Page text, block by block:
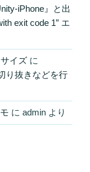
iPhone』と出
exit code 1” エ
イズ に
り抜きなどを行
に admin より